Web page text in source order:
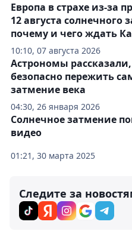
10:10, 07 августа 2026
Европа в страхе из-за
12 августа солнечного
почему и чего ждать
04:30, 26 января 2026
Астрономы
безопасно пережить
затмение века
01:21, 30 марта 2025
Солнечное затмение
видео
Следите за